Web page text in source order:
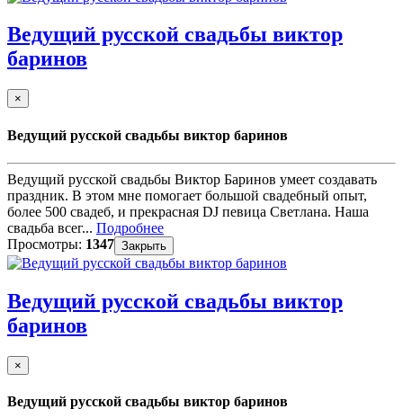
Ведущий русской свадьбы виктор
баринов
×
Ведущий русской свадьбы виктор баринов
Ведущий русской свадьбы Виктор Баринов умеет создавать
праздник. В этом мне помогает большой свадебный опыт,
более 500 свадеб, и прекрасная DJ певица Светлана. Наша
свадьба всег... Подробнее
Просмотры: 1347 Закрыть
Ведущий русской свадьбы виктор
баринов
×
Ведущий русской свадьбы виктор баринов